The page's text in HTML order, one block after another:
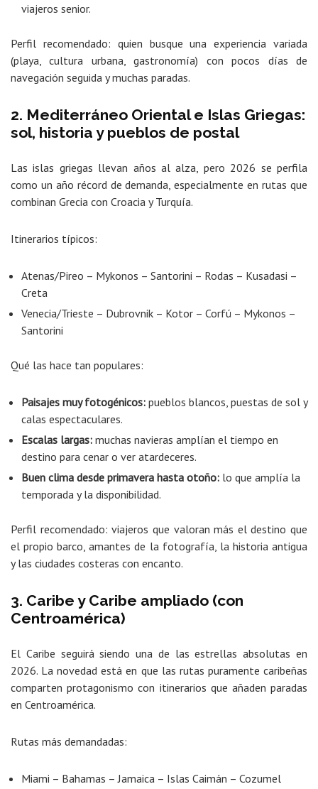
viajeros senior.
Perfil recomendado: quien busque una experiencia variada
(playa, cultura urbana, gastronomía) con pocos días de
navegación seguida y muchas paradas.
2. Mediterráneo Oriental e Islas Griegas:
sol, historia y pueblos de postal
Las islas griegas llevan años al alza, pero 2026 se perfila
como un año récord de demanda, especialmente en rutas que
combinan Grecia con Croacia y Turquía.
Itinerarios típicos:
Atenas/Pireo – Mykonos – Santorini – Rodas – Kusadasi –
Creta
Venecia/Trieste – Dubrovnik – Kotor – Corfú – Mykonos –
Santorini
Qué las hace tan populares:
Paisajes muy fotogénicos: pueblos blancos, puestas de sol y
calas espectaculares.
Escalas largas: muchas navieras amplían el tiempo en
destino para cenar o ver atardeceres.
Buen clima desde primavera hasta otoño: lo que amplía la
temporada y la disponibilidad.
Perfil recomendado: viajeros que valoran más el destino que
el propio barco, amantes de la fotografía, la historia antigua
y las ciudades costeras con encanto.
3. Caribe y Caribe ampliado (con
Centroamérica)
El Caribe seguirá siendo una de las estrellas absolutas en
2026. La novedad está en que las rutas puramente caribeñas
comparten protagonismo con itinerarios que añaden paradas
en Centroamérica.
Rutas más demandadas:
Miami – Bahamas – Jamaica – Islas Caimán – Cozumel